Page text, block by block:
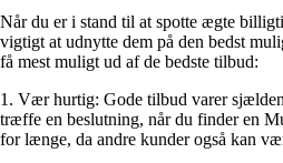
Når du er i stand til at spotte ægte
vigtigt at udnytte dem på den bedst
få mest muligt ud af de bedste tilbud:
1. Vær hurtig: Gode tilbud varer
træffe en beslutning, når du finder en
for længe, da andre kunder også kan